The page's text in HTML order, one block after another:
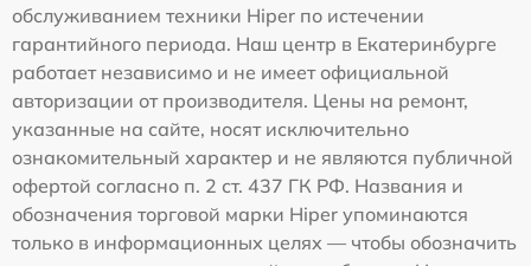
обслуживанием техники Hiper по истечении
гарантийного периода. Наш центр в Екатеринбурге
работает независимо и не имеет официальной
авторизации от производителя. Цены на ремонт,
указанные на сайте, носят исключительно
ознакомительный характер и не являются публичной
офертой согласно п. 2 ст. 437 ГК РФ. Названия и
обозначения торговой марки Hiper упоминаются
только в информационных целях — чтобы обозначить